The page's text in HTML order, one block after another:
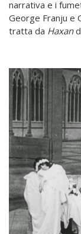
narrativa e i
George Franju e
tratta da Haxan